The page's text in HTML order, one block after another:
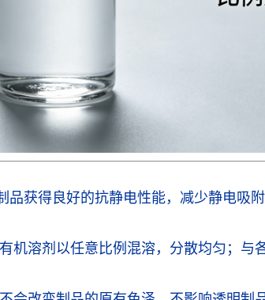
获得良好的抗静电性能，减少静电吸
机溶剂以任意比例混溶，分散均匀；与